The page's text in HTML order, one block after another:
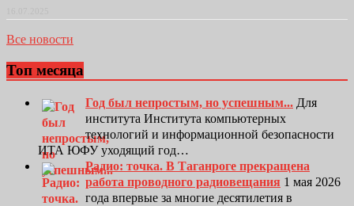
Все новости
Топ месяца
Год был непростым, но успешным... Для
института Института компьютерных
технологий и информационной безопасности
ИТА ЮФУ уходящий год…
Радио: точка. В Таганроге прекращена
работа проводного радиовещания 1 мая 2026
года впервые за многие десятилетия в